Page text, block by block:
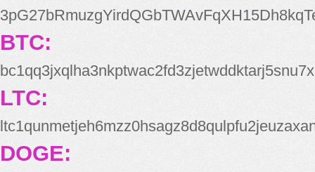
BTC:
bc1qq3jxqlha3nkptwac2fd3zjetwddktarj5snu7x
LTC:
DOGE: